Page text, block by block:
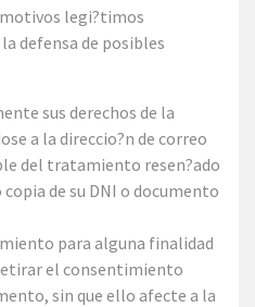
legi?timos
defensa de posibles
sus derechos de la
a la direccio?n de correo
del tratamiento resen?ado
de su DNI o documento
para alguna finalidad
el consentimiento
sin que ello afecte a la